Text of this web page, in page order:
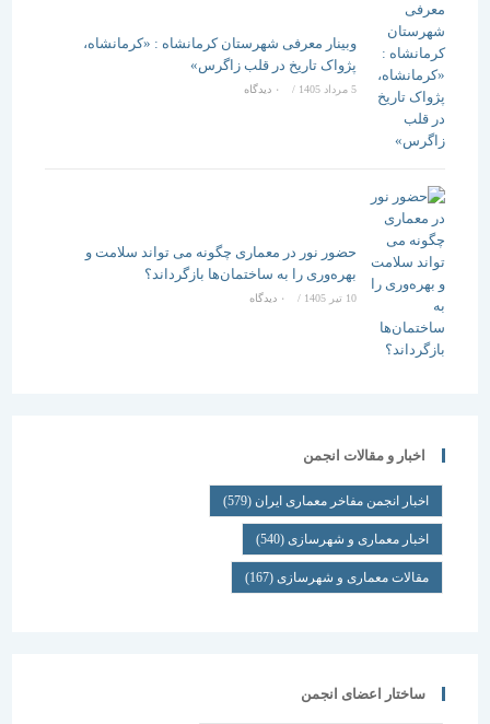
وبینار معرفی شهرستان کرمانشاه : «کرمانشاه،
پژواک تاریخ در قلب زاگرس»
5 مرداد 1405 / ۰ دیدگاه
حضور نور در معماری چگونه می تواند سلامت و
بهره‌وری را به ساختمان‌ها بازگرداند؟
/ ۰ دیدگاه
اخبار و مقالات انجمن
اخبار انجمن مفاخر معماری ایران (579)
اخبار معماری و شهرسازی(540)
مقالات معماری و شهرسازی(167)
ساختار اعضای انجمن